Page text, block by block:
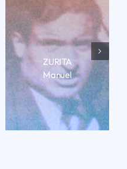
ZURITA
Manuel
LIRE LA BIO